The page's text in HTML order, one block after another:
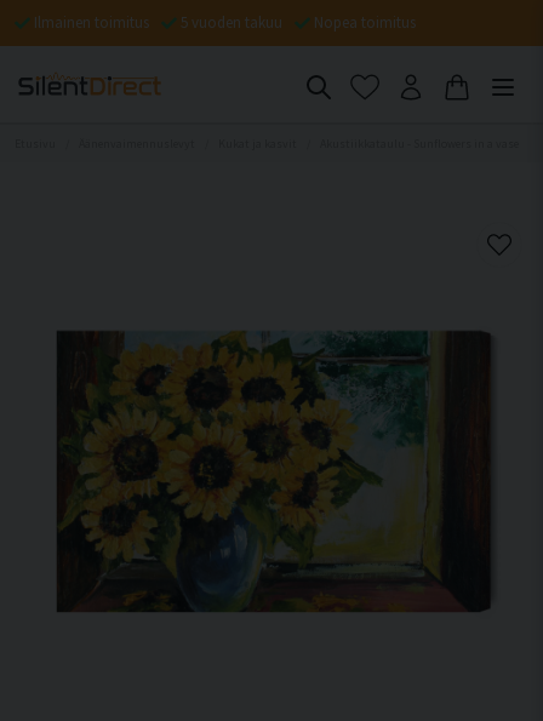
Ilmainen toimitus 5 vuoden takuu Nopea toimitus